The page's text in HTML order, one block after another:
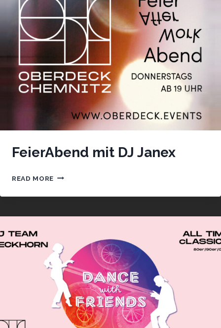
FeierAbend mit DJ Janex
READ MORE FEIERABEND
DJ